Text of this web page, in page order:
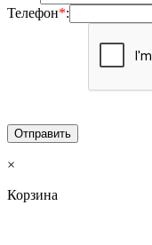
Телефон*:
×
Корзина